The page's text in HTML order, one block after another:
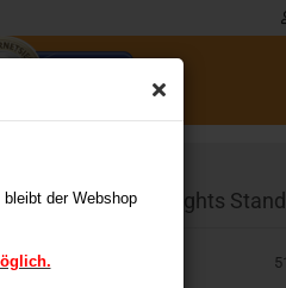
der Webshop
Passwort
Amazon Flights